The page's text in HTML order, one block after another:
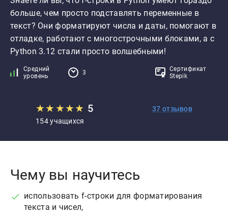
больше, чем просто подставлять переменные в
текст? Они форматируют числа и даты, помогают в
отладке, работают с многострочными блоками, а с
Python 3.12 стали просто волшебными!
Средний
уровень
3
Сертификат
Stepik
★★★★★ 5
37 отзывов
154 учащихся
Чему вы научитесь
использовать f-строки для форматирования
текста и чисел,